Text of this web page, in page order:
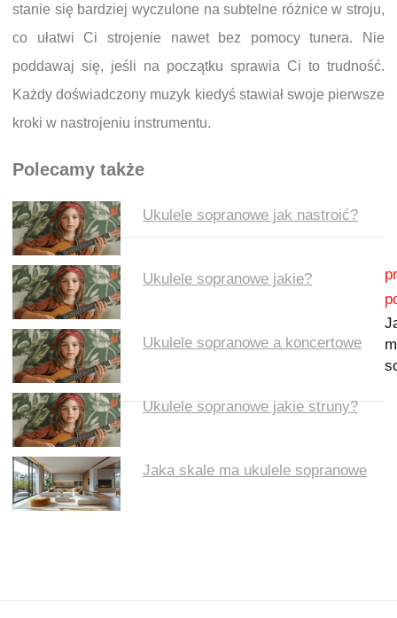
stanie się bardziej wyczulone na subtelne różnice w stroju,
co ułatwi Ci strojenie nawet bez pomocy tunera. Nie
poddawaj się, jeśli na początku sprawia Ci to trudność.
Każdy doświadczony muzyk kiedyś stawiał swoje pierwsze
kroki w nastrojeniu instrumentu.
Polecamy także
Ukulele sopranowe jak nastroić?
Ukulele sopranowe jakie?
Ukulele sopranowe a koncertowe
Ukulele sopranowe jakie struny?
Jaka skale ma ukulele sopranowe
Nawigacja wpisu